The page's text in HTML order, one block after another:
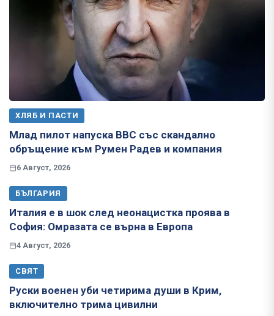
ХЛЯБ И ПАСТИ
Млад пилот напуска ВВС със скандално
обръщение към Румен Радев и компания
6 Август, 2026
БЪЛГАРИЯ
Италия е в шок след неонацистка проява в
София: Омразата се върна в Европа
4 Август, 2026
СВЯТ
Руски военен уби четирима души в Крим,
включително трима цивилни